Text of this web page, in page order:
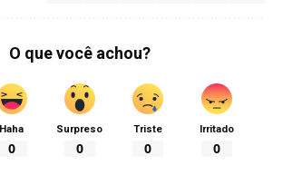
O que você achou?
Haha
0
Surpreso
0
Triste
0
Irritado
0